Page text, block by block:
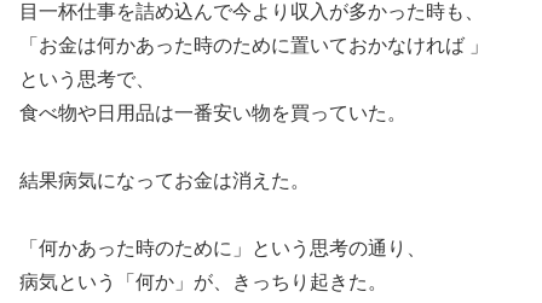
目一杯仕事を詰め込んで今より収入が多かった時も、
「お金は何かあった時のために置いておかなければ 」
という思考で、
食べ物や日用品は一番安い物を買っていた。
結果病気になってお金は消えた。
「何かあった時のために」という思考の通り、
病気という「何か」が、きっちり起きた。